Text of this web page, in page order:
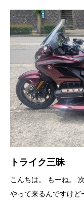
トライク三昧
こんちは。 もーね。
やって来るんですけ